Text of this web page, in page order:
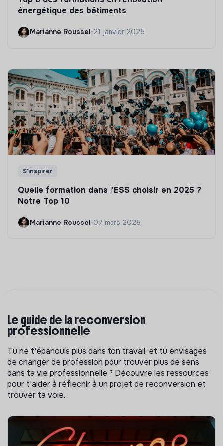
énergétique des bâtiments
Marianne Roussel•21 janvier 2025
S'inspirer
Quelle formation dans l'ESS choisir en 2025 ?
Notre Top 10
Marianne Roussel•07 mars 2025
Le guide de la reconversion
professionnelle
Tu ne t'épanouis plus dans ton travail, et tu envisages
de changer de profession pour trouver plus de sens
dans ta vie professionnelle ? Découvre les ressources
pour t'aider à réflechir à un projet de reconversion et
trouver ta voie.